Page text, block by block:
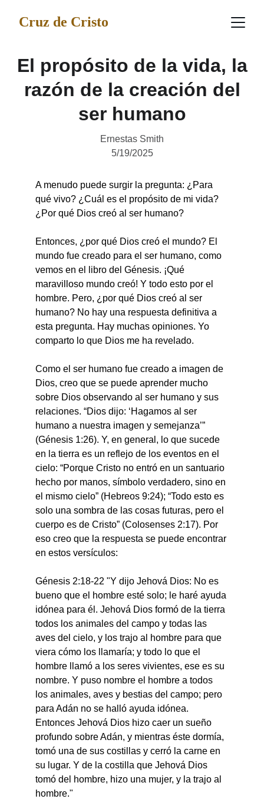
Cruz de Cristo
El propósito de la vida, la
razón de la creación del
ser humano
Ernestas Smith
5/19/2025
A menudo puede surgir la pregunta: ¿Para
qué vivo? ¿Cuál es el propósito de mi vida?
¿Por qué Dios creó al ser humano?
Entonces, ¿por qué Dios creó el mundo? El
mundo fue creado para el ser humano, como
vemos en el libro del Génesis. ¡Qué
maravilloso mundo creó! Y todo esto por el
hombre. Pero, ¿por qué Dios creó al ser
humano? No hay una respuesta definitiva a
esta pregunta. Hay muchas opiniones. Yo
comparto lo que Dios me ha revelado.
Como el ser humano fue creado a imagen de
Dios, creo que se puede aprender mucho
sobre Dios observando al ser humano y sus
relaciones. “Dios dijo: ‘Hagamos al ser
humano a nuestra imagen y semejanza’”
(Génesis 1:26). Y, en general, lo que sucede
en la tierra es un reflejo de los eventos en el
cielo: “Porque Cristo no entró en un santuario
hecho por manos, símbolo verdadero, sino en
el mismo cielo” (Hebreos 9:24); “Todo esto es
solo una sombra de las cosas futuras, pero el
cuerpo es de Cristo” (Colosenses 2:17). Por
eso creo que la respuesta se puede encontrar
en estos versículos:
Génesis 2:18-22 "Y dijo Jehová Dios: No es
bueno que el hombre esté solo; le haré ayuda
idónea para él. Jehová Dios formó de la tierra
todos los animales del campo y todas las
aves del cielo, y los trajo al hombre para que
viera cómo los llamaría; y todo lo que el
hombre llamó a los seres vivientes, ese es su
nombre. Y puso nombre el hombre a todos
los animales, aves y bestias del campo; pero
para Adán no se halló ayuda idónea.
Entonces Jehová Dios hizo caer un sueño
profundo sobre Adán, y mientras éste dormía,
tomó una de sus costillas y cerró la carne en
su lugar. Y de la costilla que Jehová Dios
tomó del hombre, hizo una mujer, y la trajo al
hombre."